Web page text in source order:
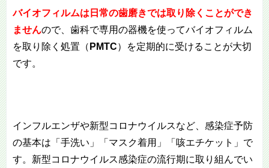
バイオフィルムは日常の歯磨きでは取り除くことができ
ませんので、歯科で専用の器機を使ってバイオフィルム
を取り除く処置（ PMTC）を定期的に受けることが大切
です。
インフルエンザや新型コロナウイルスなど、感染症予防
の基本は「手洗い」「マスク着用」「咳エチケット」で
す。新型コロナウイルス感染症の流行期に取り組んでい